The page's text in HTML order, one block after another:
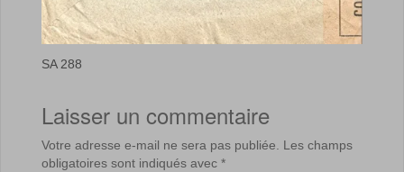
SA 288
Laisser un commentaire
Votre adresse e-mail ne sera pas publiée.
Les champs
obligatoires sont indiqués avec *